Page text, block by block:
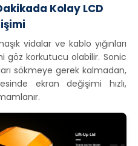
Kolay LCD
vidalar ve kablo yığınları
göz korkutucu olabilir. Sonic
sökmeye gerek kalmadan,
ekran değişimi hızlı,